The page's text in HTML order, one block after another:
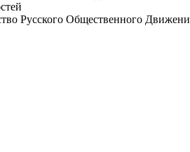
Русского Общественного